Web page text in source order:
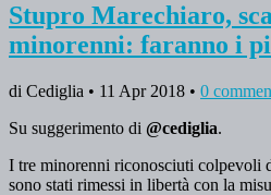
Stupro Marechiaro,
minorenni: faranno i
di Cediglia • 11 Apr 2018 • 0
Su suggerimento di @cediglia.
I tre minorenni riconosciuti colpevoli
sono stati rimessi in libertà con la